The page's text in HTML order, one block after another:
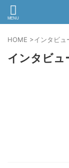
HOME >インタビュ
インタビュ